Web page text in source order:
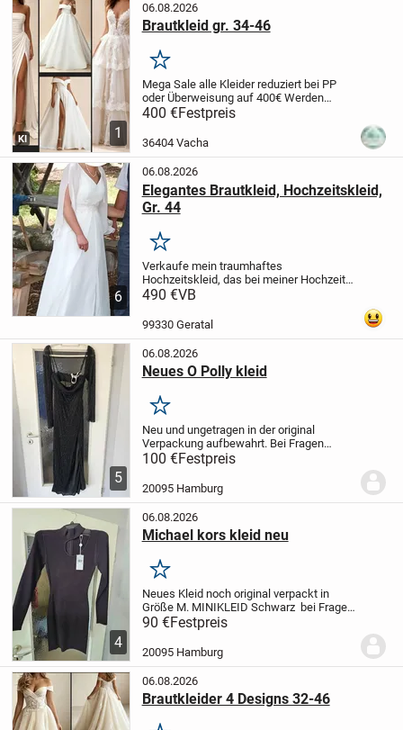
1
KI
06.08.2026
Brautkleid gr. 34-46
Merken
Mega Sale alle Kleider reduziert bei PP
oder Überweisung auf 400€ Werden
sofort nach Zahlungseingang
Lieferzeit ca. 21Tage
oder Überweisung möglich
400 €Festpreis
36404 Vacha
6
06.08.2026
Elegantes Brautkleid, Hochzeitskleid,
Gr. 44
Merken
Verkaufe mein traumhaftes
Hochzeitskleid, das bei meiner Hochzeit
für viele bewundernde Blicke gesorgt hat.
Linie, fließenden Chiffon-Stoff und
elegante Spitze...
490 €VB
99330 Geratal
5
06.08.2026
Neues O Polly kleid
Merken
Neu und ungetragen in der original
Verpackung aufbewahrt. Bei Fragen
schreibt mir gerne gegen Aufpreis ist der
Versand möglich.
100 €Festpreis
20095 Hamburg
4
06.08.2026
Michael kors kleid neu
Merken
Neues Kleid noch original verpackt in
Größe M. MINIKLEID Schwarz bei Fragen
schreibt mir gerne Versand gegen
90 €Festpreis
20095 Hamburg
06.08.2026
Brautkleider 4 Designs 32-46